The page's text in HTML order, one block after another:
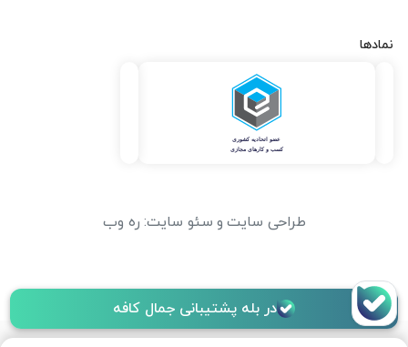
در بله پشتیبانی جمال کافه
نمادها
طراحی سایت و سئو سایت: ره وب